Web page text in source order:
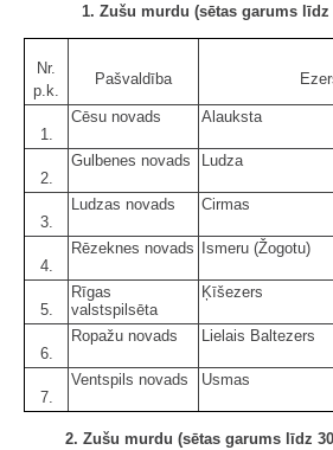
1. Zušu murdu (sētas garums
Nr.
p.k.
Pašvaldība
1.
Cēsu novads
Alauksta
2.
Gulbenes novads
Ludza
3.
Ludzas novads
Cirmas
4.
Rēzeknes novads
Ismeru (Žogotu)
5.
Rīgas
valstspilsēta
Ķīšezers
6.
Ropažu novads
Lielais Baltezers
7.
Ventspils novads
Usmas
2. Zušu murdu (sētas garums līdz